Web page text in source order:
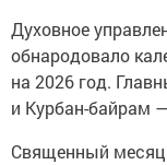
Духовное
обнародовало
на 2026 год.
и Курбан-байрам
Священный месяц